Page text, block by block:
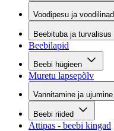
Voodipesu ja voodilinad
Beebituba ja turvalisus
Beebilapid
Beebi hügieen
Muretu lapsepõlv
Vannitamine ja ujumine
Beebi riided
Attipas - beebi kingad